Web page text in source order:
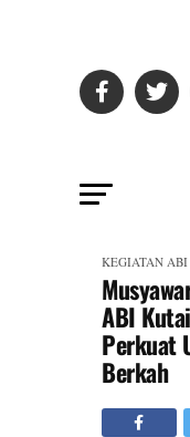
KEGIATAN ABI
ABI
Perkuat
Berkah